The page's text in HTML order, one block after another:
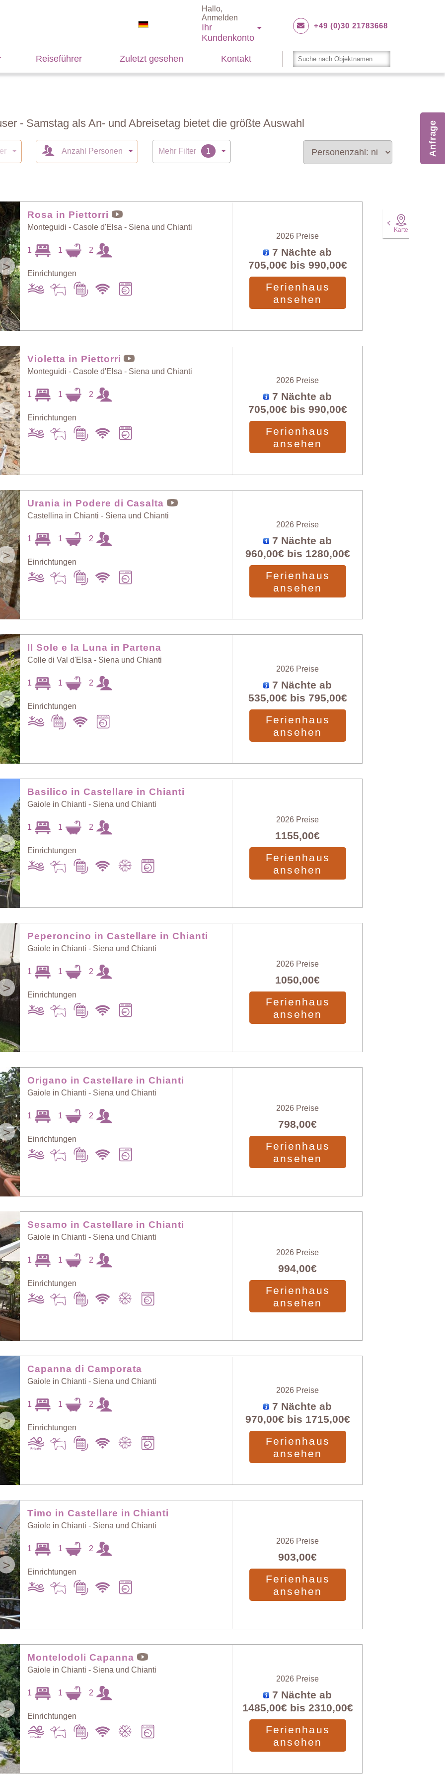
Hallo,
Anmelden
Ihr
Kundenkonto
+49 (0)30 21783668
Reiseführer Zuletzt gesehen Kontakt
- Samstag als An- und Abreisetag bietet die größte Auswahl
hoch
niedrig
Personenzahl:
hoch > niedrig
Neueste Häuser
Anzahl Personen Mehr Filter
>
Rosa in Piettorri
Monteguidi - Casole d'Elsa - Siena und Chianti
1 1 2
Einrichtungen
2026 Preise
7 Nächte ab
705,00€bis 990,00€
Ferienhaus
ansehen
>
Violetta in Piettorri
Monteguidi - Casole d'Elsa - Siena und Chianti
1 1 2
Einrichtungen
2026 Preise
7 Nächte ab
705,00€bis 990,00€
Ferienhaus
ansehen
>
Urania in Podere di Casalta
Castellina in Chianti - Siena und Chianti
1 1 2
Einrichtungen
2026 Preise
7 Nächte ab
960,00€bis 1280,00€
Ferienhaus
ansehen
>
Il Sole e la Luna in Partena
Colle di Val d'Elsa - Siena und Chianti
1 1 2
Einrichtungen
2026 Preise
7 Nächte ab
535,00€bis 795,00€
Ferienhaus
ansehen
>
Basilico in Castellare in Chianti
Gaiole in Chianti - Siena und Chianti
1 1 2
Einrichtungen
2026 Preise
1155,00€
Ferienhaus
ansehen
>
Peperoncino in Castellare in Chianti
Gaiole in Chianti - Siena und Chianti
1 1 2
Einrichtungen
2026 Preise
1050,00€
Ferienhaus
ansehen
>
Origano in Castellare in Chianti
Gaiole in Chianti - Siena und Chianti
1 1 2
Einrichtungen
2026 Preise
798,00€
Ferienhaus
ansehen
>
Sesamo in Castellare in Chianti
Gaiole in Chianti - Siena und Chianti
1 1 2
Einrichtungen
2026 Preise
994,00€
Ferienhaus
ansehen
>
Capanna di Camporata
Gaiole in Chianti - Siena und Chianti
1 1 2
Einrichtungen
2026 Preise
7 Nächte ab
970,00€bis 1715,00€
Ferienhaus
ansehen
>
Timo in Castellare in Chianti
Gaiole in Chianti - Siena und Chianti
1 1 2
Einrichtungen
2026 Preise
903,00€
Ferienhaus
ansehen
>
Montelodoli Capanna
Gaiole in Chianti - Siena und Chianti
1 1 2
Einrichtungen
2026 Preise
7 Nächte ab
1485,00€bis 2310,00€
Ferienhaus
ansehen
Karte
Anfrage